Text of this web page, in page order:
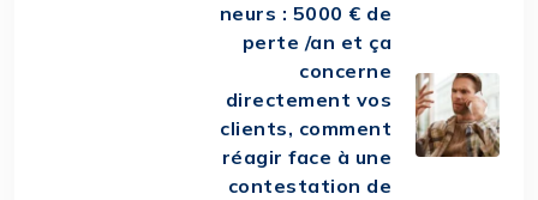
neurs : 5000 € de
perte /an et ça
concerne
directement vos
clients, comment
réagir face à une
contestation de